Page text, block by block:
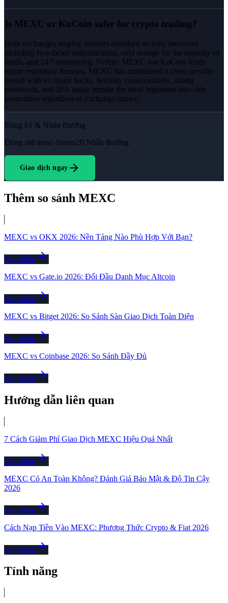
Is MEXC or KuCoin safer for crypto trading?
Both exchanges employ industry-standard security measures
including two-factor authentication, cold storage for the majority of
funds, and 24/7 monitoring. Neither MEXC nor KuCoin holds
major regulatory licenses. MEXC has maintained a clean security
record with no major hacks. Security consciousness, strong
passwords, and 2FA usage remain the most important user-side
protections regardless of exchange choice.
Đăng ký & Nhận thưởng
Dùng mã mexc-bonus20 Nhận thưởng
Giao dịch ngay
Thêm so sánh MEXC
MEXC vs OKX 2026: Nền Tảng Nào Phù Hợp Với Bạn?
Đọc thêm
MEXC vs Gate.io 2026: Đối Đầu Danh Mục Altcoin
Đọc thêm
MEXC vs Bitget 2026: So Sánh Sàn Giao Dịch Toàn Diện
Đọc thêm
MEXC vs Coinbase 2026: So Sánh Đầy Đủ
Đọc thêm
Hướng dẫn liên quan
7 Cách Giảm Phí Giao Dịch MEXC Hiệu Quả Nhất
Đọc thêm
MEXC Có An Toàn Không? Đánh Giá Bảo Mật & Độ Tin Cậy
2026
Đọc thêm
Cách Nạp Tiền Vào MEXC: Phương Thức Crypto & Fiat 2026
Đọc thêm
Tính năng